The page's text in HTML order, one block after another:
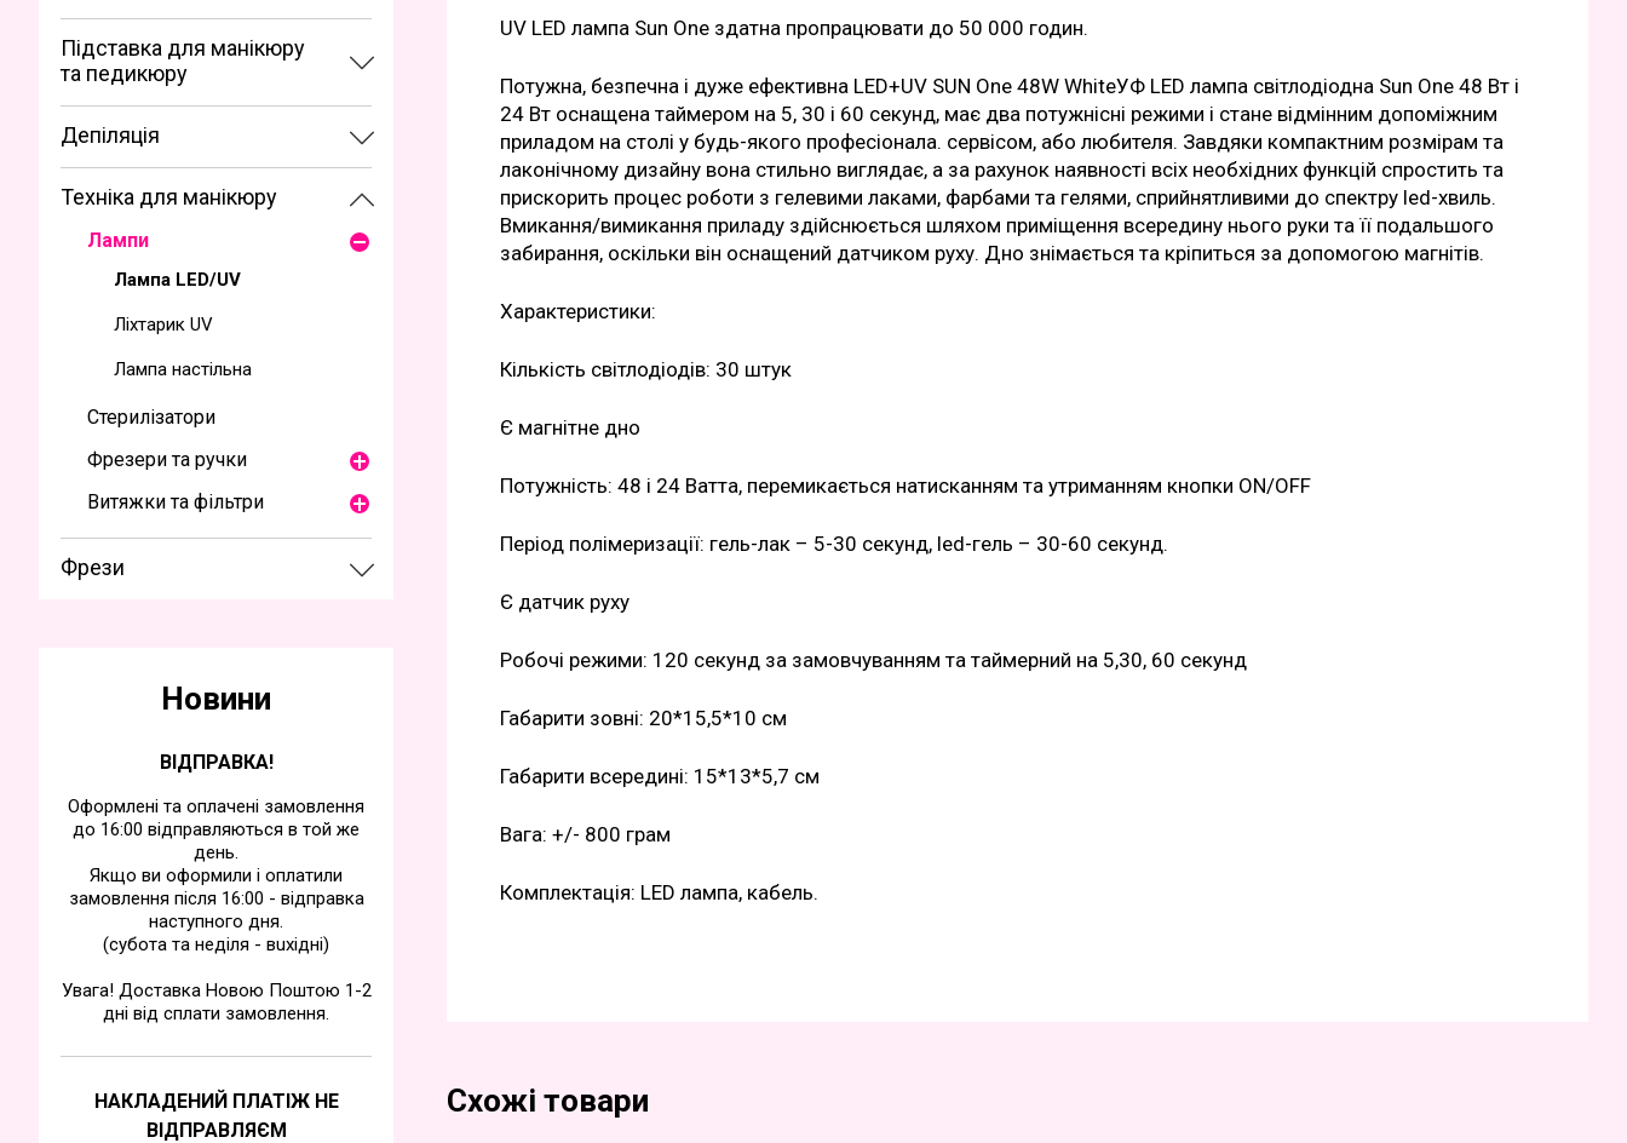
Підставка для манікюру
та педикюру
Депіляція
Техніка для манікюру
Лампи
Лампа LED/UV
Ліхтарик UV
Лампа настільна
Стерилізатори
Фрезери та ручки
Витяжки та фільтри
Фрези
Новини
ВІДПРАВКА!
Оформлені та оплачені замовлення
до 16:00 відправляються в той же
день.
Якщо ви оформили і оплатили
замовлення після 16:00 - відправка
наступного дня.
(субота та недiля - вuхiднi)
Увага! Доставка Новою Поштою 1-2
дні від сплати замовлення.
НАКЛАДЕНИЙ ПЛАТІЖ НЕ
ВІДПРАВЛЯЄМ
UV LED лампа Sun One здатна пропрацювати до 50 000 годин.
Потужна, безпечна і дуже ефективна LED+UV SUN One 48W WhiteУФ LED лампа світлодіодна Sun One 48 Вт і
24 Вт оснащена таймером на 5, 30 і 60 секунд, має два потужнісні режими і стане відмінним допоміжним
приладом на столі у будь-якого професіонала. сервісом, або любителя. Завдяки компактним розмірам та
лаконічному дизайну вона стильно виглядає, а за рахунок наявності всіх необхідних функцій спростить та
прискорить процес роботи з гелевими лаками, фарбами та гелями, сприйнятливими до спектру led-хвиль.
Вмикання/вимикання приладу здійснюється шляхом приміщення всередину нього руки та її подальшого
забирання, оскільки він оснащений датчиком руху. Дно знімається та кріпиться за допомогою магнітів.
Характеристики:
Кількість світлодіодів: 30 штук
Є магнітне дно
Потужність: 48 і 24 Ватта, перемикається натисканням та утриманням кнопки ON/OFF
Період полімеризації: гель-лак – 5-30 секунд, led-гель – 30-60 секунд.
Є датчик руху
Робочі режими: 120 секунд за замовчуванням та таймерний на 5,30, 60 секунд
Габарити зовні: 20*15,5*10 см
Габарити всередині: 15*13*5,7 см
Вага: +/- 800 грам
Комплектація: LED лампа, кабель.
Схожі товари